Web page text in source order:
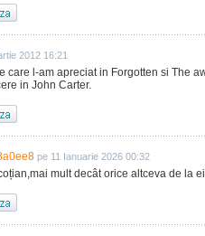
2012 16:21
care l-am apreciat in Forgotten si The
in John Carter.
pe 11 Ianuarie 2026 00:32
mult decât orice altceva de la